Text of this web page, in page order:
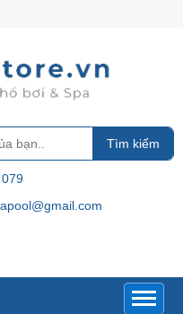
Tìm kiếm